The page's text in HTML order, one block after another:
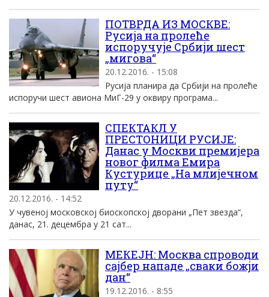
ПОТВРДА ИЗ МОСКВЕ:
Русија на пролеће
испоручује Србији шест
„мигова“
20.12.2016. - 15:08
Русија планира да Србији на пролеће
испоручи шест авиона МиГ-29 у оквиру програма...
СПЕКТАКЛ У
ПРЕСТОНИЦИ РУСИЈЕ:
Данас у Москви премијера
новог филма Емира
Кустурице „На млијечном
путу“
20.12.2016. - 14:52
У чувеној московској биоскопској дворани „Пет звезда“,
данас, 21. децембра у 21 сат...
МЕКЕЈН: Москва спроводи
сајбер нападе „сваки божји
дан“
19.12.2016. - 8:55